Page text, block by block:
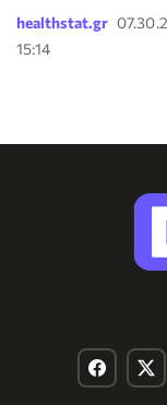
healthstat.gr
15:14